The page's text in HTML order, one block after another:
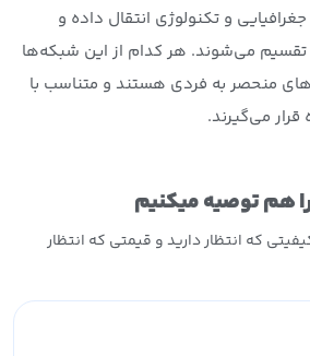
جغرافیایی و تکنولوژی انتقال داده و
تقسیم می‌شوند. هر کدام از این شبکه‌ها
منحصر به فردی هستند و متناسب با
قرار می‌گیرند.
هم توصیه میکنیم
که انتظار دارید و قیمتی که انتظار